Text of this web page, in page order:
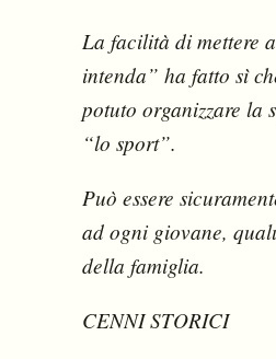
La facilità di mettere
intenda” ha fatto sì
potuto organizzare la
“lo sport”.
Può essere
ad ogni giovane,
della famiglia.
CENNI STORICI